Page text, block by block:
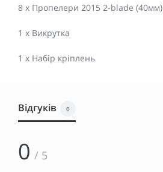
8 x Пропелери 2015 2-blade (40мм)
1 x Викрутка
1 x Набір кріплень
Відгуків 0
0 / 5